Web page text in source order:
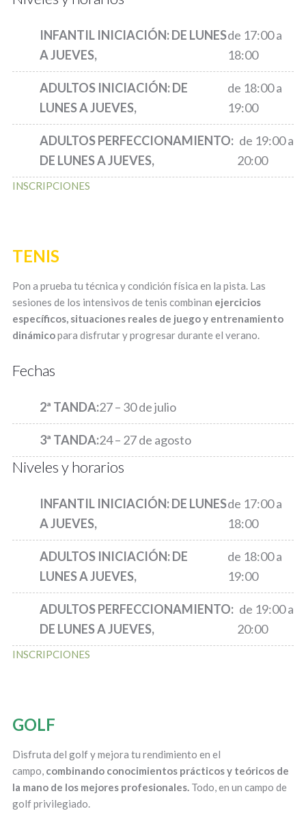
INFANTIL INICIACIÓN: DE LUNES
A JUEVES,
de 17:00 a
18:00
ADULTOS INICIACIÓN: DE
LUNES A JUEVES,
de 18:00 a
19:00
ADULTOS PERFECCIONAMIENTO:
DE LUNES A JUEVES,
de 19:00 a
20:00
INSCRIPCIONES
TENIS
Pon a prueba tu técnica y condición física en la pista. Las
sesiones de los intensivos de tenis combinan ejercicios
específicos, situaciones reales de juego y entrenamiento
dinámicopara disfrutar y progresar durante el verano.
Fechas
2ª TANDA:27 – 30 de julio
3ª TANDA:24 – 27 de agosto
Niveles y horarios
INFANTIL INICIACIÓN: DE LUNES
A JUEVES,
de 17:00 a
18:00
ADULTOS INICIACIÓN: DE
LUNES A JUEVES,
de 18:00 a
19:00
ADULTOS PERFECCIONAMIENTO:
DE LUNES A JUEVES,
de 19:00 a
20:00
INSCRIPCIONES
GOLF
Disfruta del golf y mejora tu rendimiento en el
campo, combinando conocimientos prácticos y teóricos de
la mano de los mejores profesionales.Todo, en un campo de
golf privilegiado.